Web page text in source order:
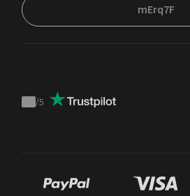
mErq7F
Trustpilot
/5